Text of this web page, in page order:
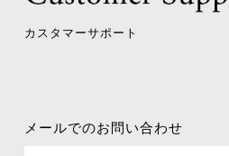
カスタマーサポート
メールでのお問い合わせ